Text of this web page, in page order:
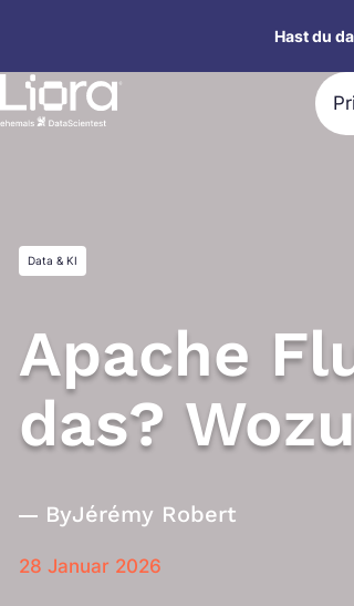
springen
Hast du
Data & KI
Apache
das?
ByJérémy Robert
28 Januar 2026